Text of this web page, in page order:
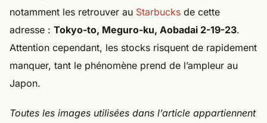
notamment les retrouver au Starbucks de cette
adresse : Tokyo-to, Meguro-ku, Aobadai 2-19-23.
Attention cependant, les stocks risquent de rapidement
manquer, tant le phénomène prend de l’ampleur au
Japon.
Toutes les images utilisées dans l’article appartiennent